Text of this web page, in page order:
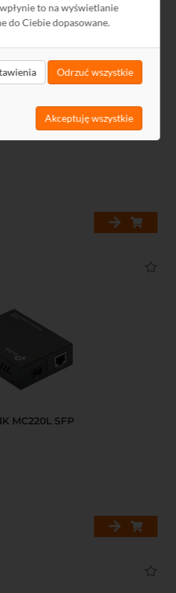
to na wyświetlanie
do Ciebie dopasowane.
Odrzuć wszystkie
Akceptuję wszystkie
G-10G/SFP+
MC220L SFP